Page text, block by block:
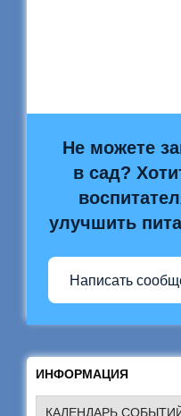
Не можете
в сад?
улучшить
Написать
ИНФОРМАЦИЯ
КАЛЕНДАРЬ